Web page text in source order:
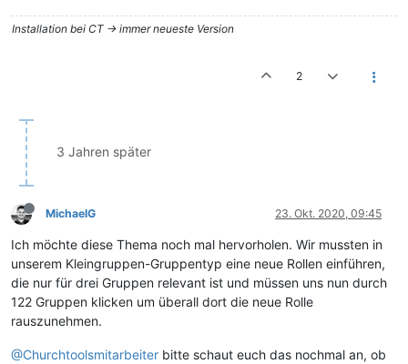
Installation bei CT -> immer neueste Version
2
3 Jahren später
MichaelG 23. Okt. 2020, 09:45
Ich möchte diese Thema noch mal hervorholen. Wir mussten in
unserem Kleingruppen-Gruppentyp eine neue Rollen einführen,
die nur für drei Gruppen relevant ist und müssen uns nun durch
122 Gruppen klicken um überall dort die neue Rolle
rauszunehmen.
@Churchtoolsmitarbeiter bitte schaut euch das nochmal an, ob